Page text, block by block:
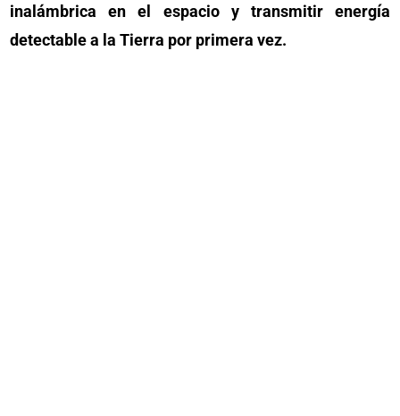
inalámbrica en el espacio y transmitir energía
detectable a la Tierra por primera vez.